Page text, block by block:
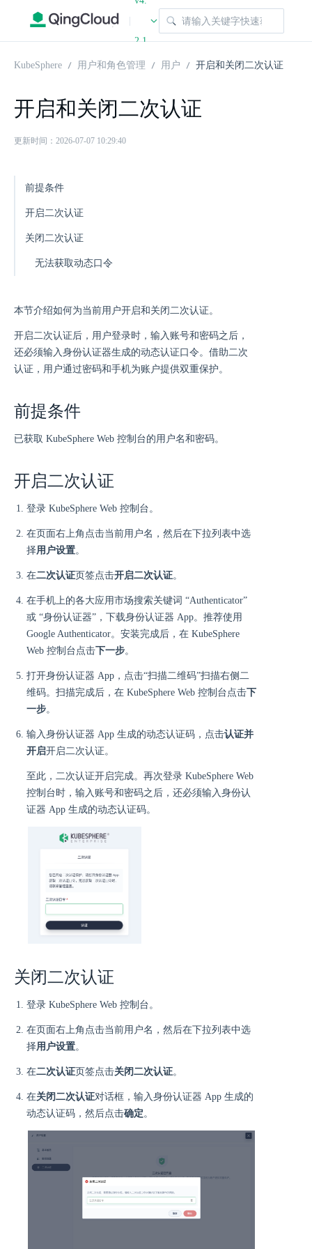
|
2.1
KubeSphere 用户和角色管理 用户 开启和关闭二次认证
开启和关闭二次认证
更新时间：2026-07-07 10:29:40
前提条件
开启二次认证
关闭二次认证
无法获取动态口令
本节介绍如何为当前用户开启和关闭二次认证。
开启二次认证后，用户登录时，输入账号和密码之后，
还必须输入身份认证器生成的动态认证口令。借助二次
认证，用户通过密码和手机为账户提供双重保护。
前提条件
已获取 KubeSphere Web 控制台的用户名和密码。
开启二次认证
登录 KubeSphere Web 控制台。
在页面右上角点击当前用户名，然后在下拉列表中选
择用户设置。
在二次认证页签点击开启二次认证。
在手机上的各大应用市场搜索关键词 “Authenticator”
或 “身份认证器”，下载身份认证器 App。推荐使用
Google Authenticator。安装完成后，在 KubeSphere
Web 控制台点击下一步。
打开身份认证器 App，点击“扫描二维码”扫描右侧二
维码。扫描完成后，在 KubeSphere Web 控制台点击下
一步。
输入身份认证器 App 生成的动态认证码，点击认证并
开启开启二次认证。
至此，二次认证开启完成。再次登录 KubeSphere Web
控制台时，输入账号和密码之后，还必须输入身份认
证器 App 生成的动态认证码。
关闭二次认证
登录 KubeSphere Web 控制台。
在页面右上角点击当前用户名，然后在下拉列表中选
择用户设置。
在二次认证页签点击关闭二次认证。
在关闭二次认证对话框，输入身份认证器 App 生成的
动态认证码，然后点击确定。